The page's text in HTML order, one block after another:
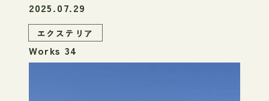
2025.07.29
エクステリア
Works 34